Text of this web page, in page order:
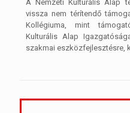
A Nemzeti Kulturális Alap
vissza nem térítendő
Kollégiuma, mint
Kulturális Alap
szakmai eszközfejlesztésre,